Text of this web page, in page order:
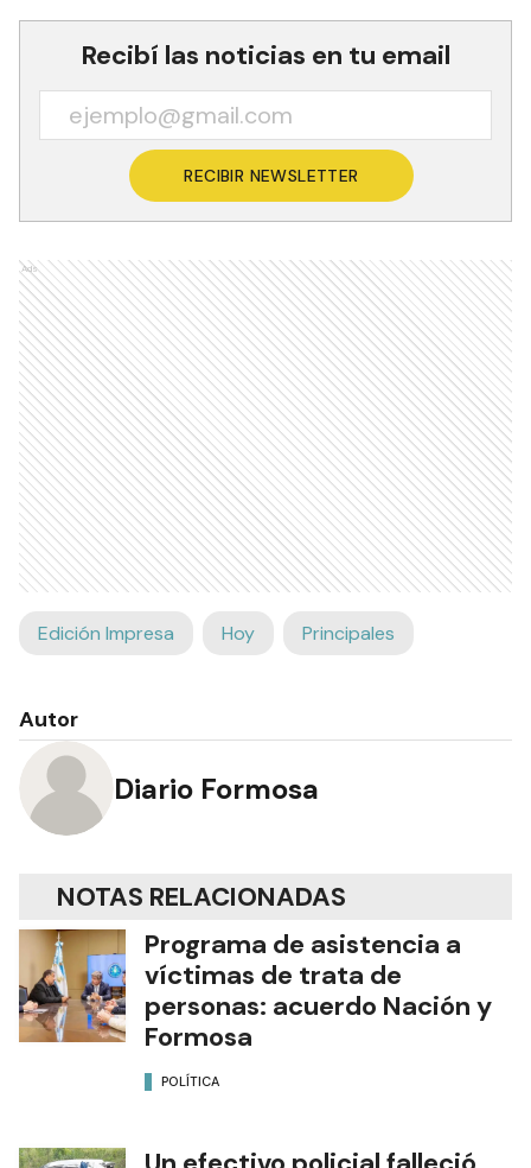
Recibí las noticias en tu email
RECIBIR NEWSLETTER
Ads
Edición Impresa Hoy Principales
Autor
Diario Formosa
NOTAS RELACIONADAS
Programa de asistencia a
víctimas de trata de
personas: acuerdo Nación y
Formosa
POLÍTICA